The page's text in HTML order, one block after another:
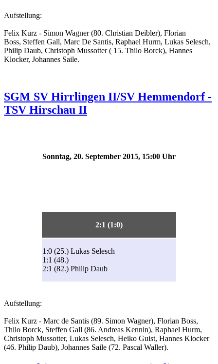
Aufstellung:
Felix Kurz - Simon Wagner (80. Christian Deibler), Florian
Boss, Steffen Gall, Marc De Santis, Raphael Hurm, Lukas Selesch,
Philip Daub, Christoph Mussotter ( 15. Thilo Borck), Hannes
Klocker, Johannes Saile.
SGM SV Hirrlingen II/SV Hemmendorf -
TSV Hirschau II
Sonntag, 20. September 2015, 15:00 Uhr
2:1 (1:0)
1:0 (25.) Lukas Selesch
1:1 (48.)
2:1 (82.) Philip Daub
Aufstellung:
Felix Kurz - Marc de Santis (89. Simon Wagner), Florian Boss,
Thilo Borck, Steffen Gall (86. Andreas Kennin), Raphael Hurm,
Christoph Mussotter, Lukas Selesch, Heiko Guist, Hannes Klocker
(46. Philip Daub), Johannes Saile (72. Pascal Waller).